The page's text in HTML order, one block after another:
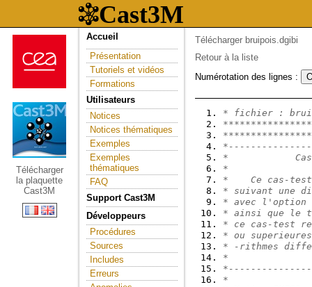
Télécharger
la plaquette
Cast3M
Accueil
Présentation
Tutoriels et vidéos
Formations
Utilisateurs
Notices
Notices thématiques
Exemples
Exemples
thématiques
FAQ
Support Cast3M
Développeurs
Procédures
Sources
Includes
Erreurs
Télécharger bruipois.dgibi
Retour à la liste
Numérotation des lignes :
* fichier :
*            Cas
*
*    Ce cas-
* suivant une
* avec l'option
* ainsi que le
* ce cas-test
* ou
* -rithmes
*
*